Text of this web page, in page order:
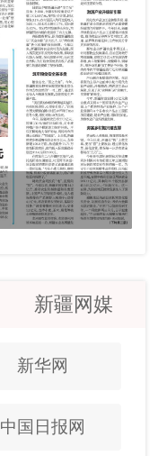
新疆网媒
新华网
中国日报网